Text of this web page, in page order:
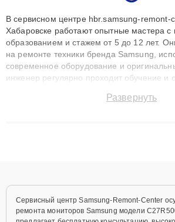
В сервисном центре hbr.samsung-remont-
Хабаровске работают опытные мастера
образованием и стажем от 5 до 12 лет.
на ремонте техники бренда Samsung,
современное оборудование и
инженер регулярно проходит обучение и
восстанавливать технику с сохранением
Развернуть
Сервисный центр Samsung-Remont-Center
ремонта мониторов Samsung модели